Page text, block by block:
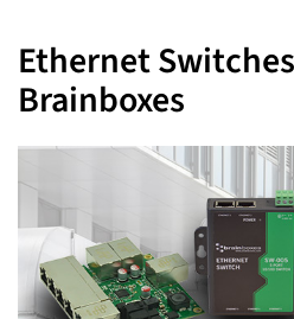
Ethernet
Brainboxes